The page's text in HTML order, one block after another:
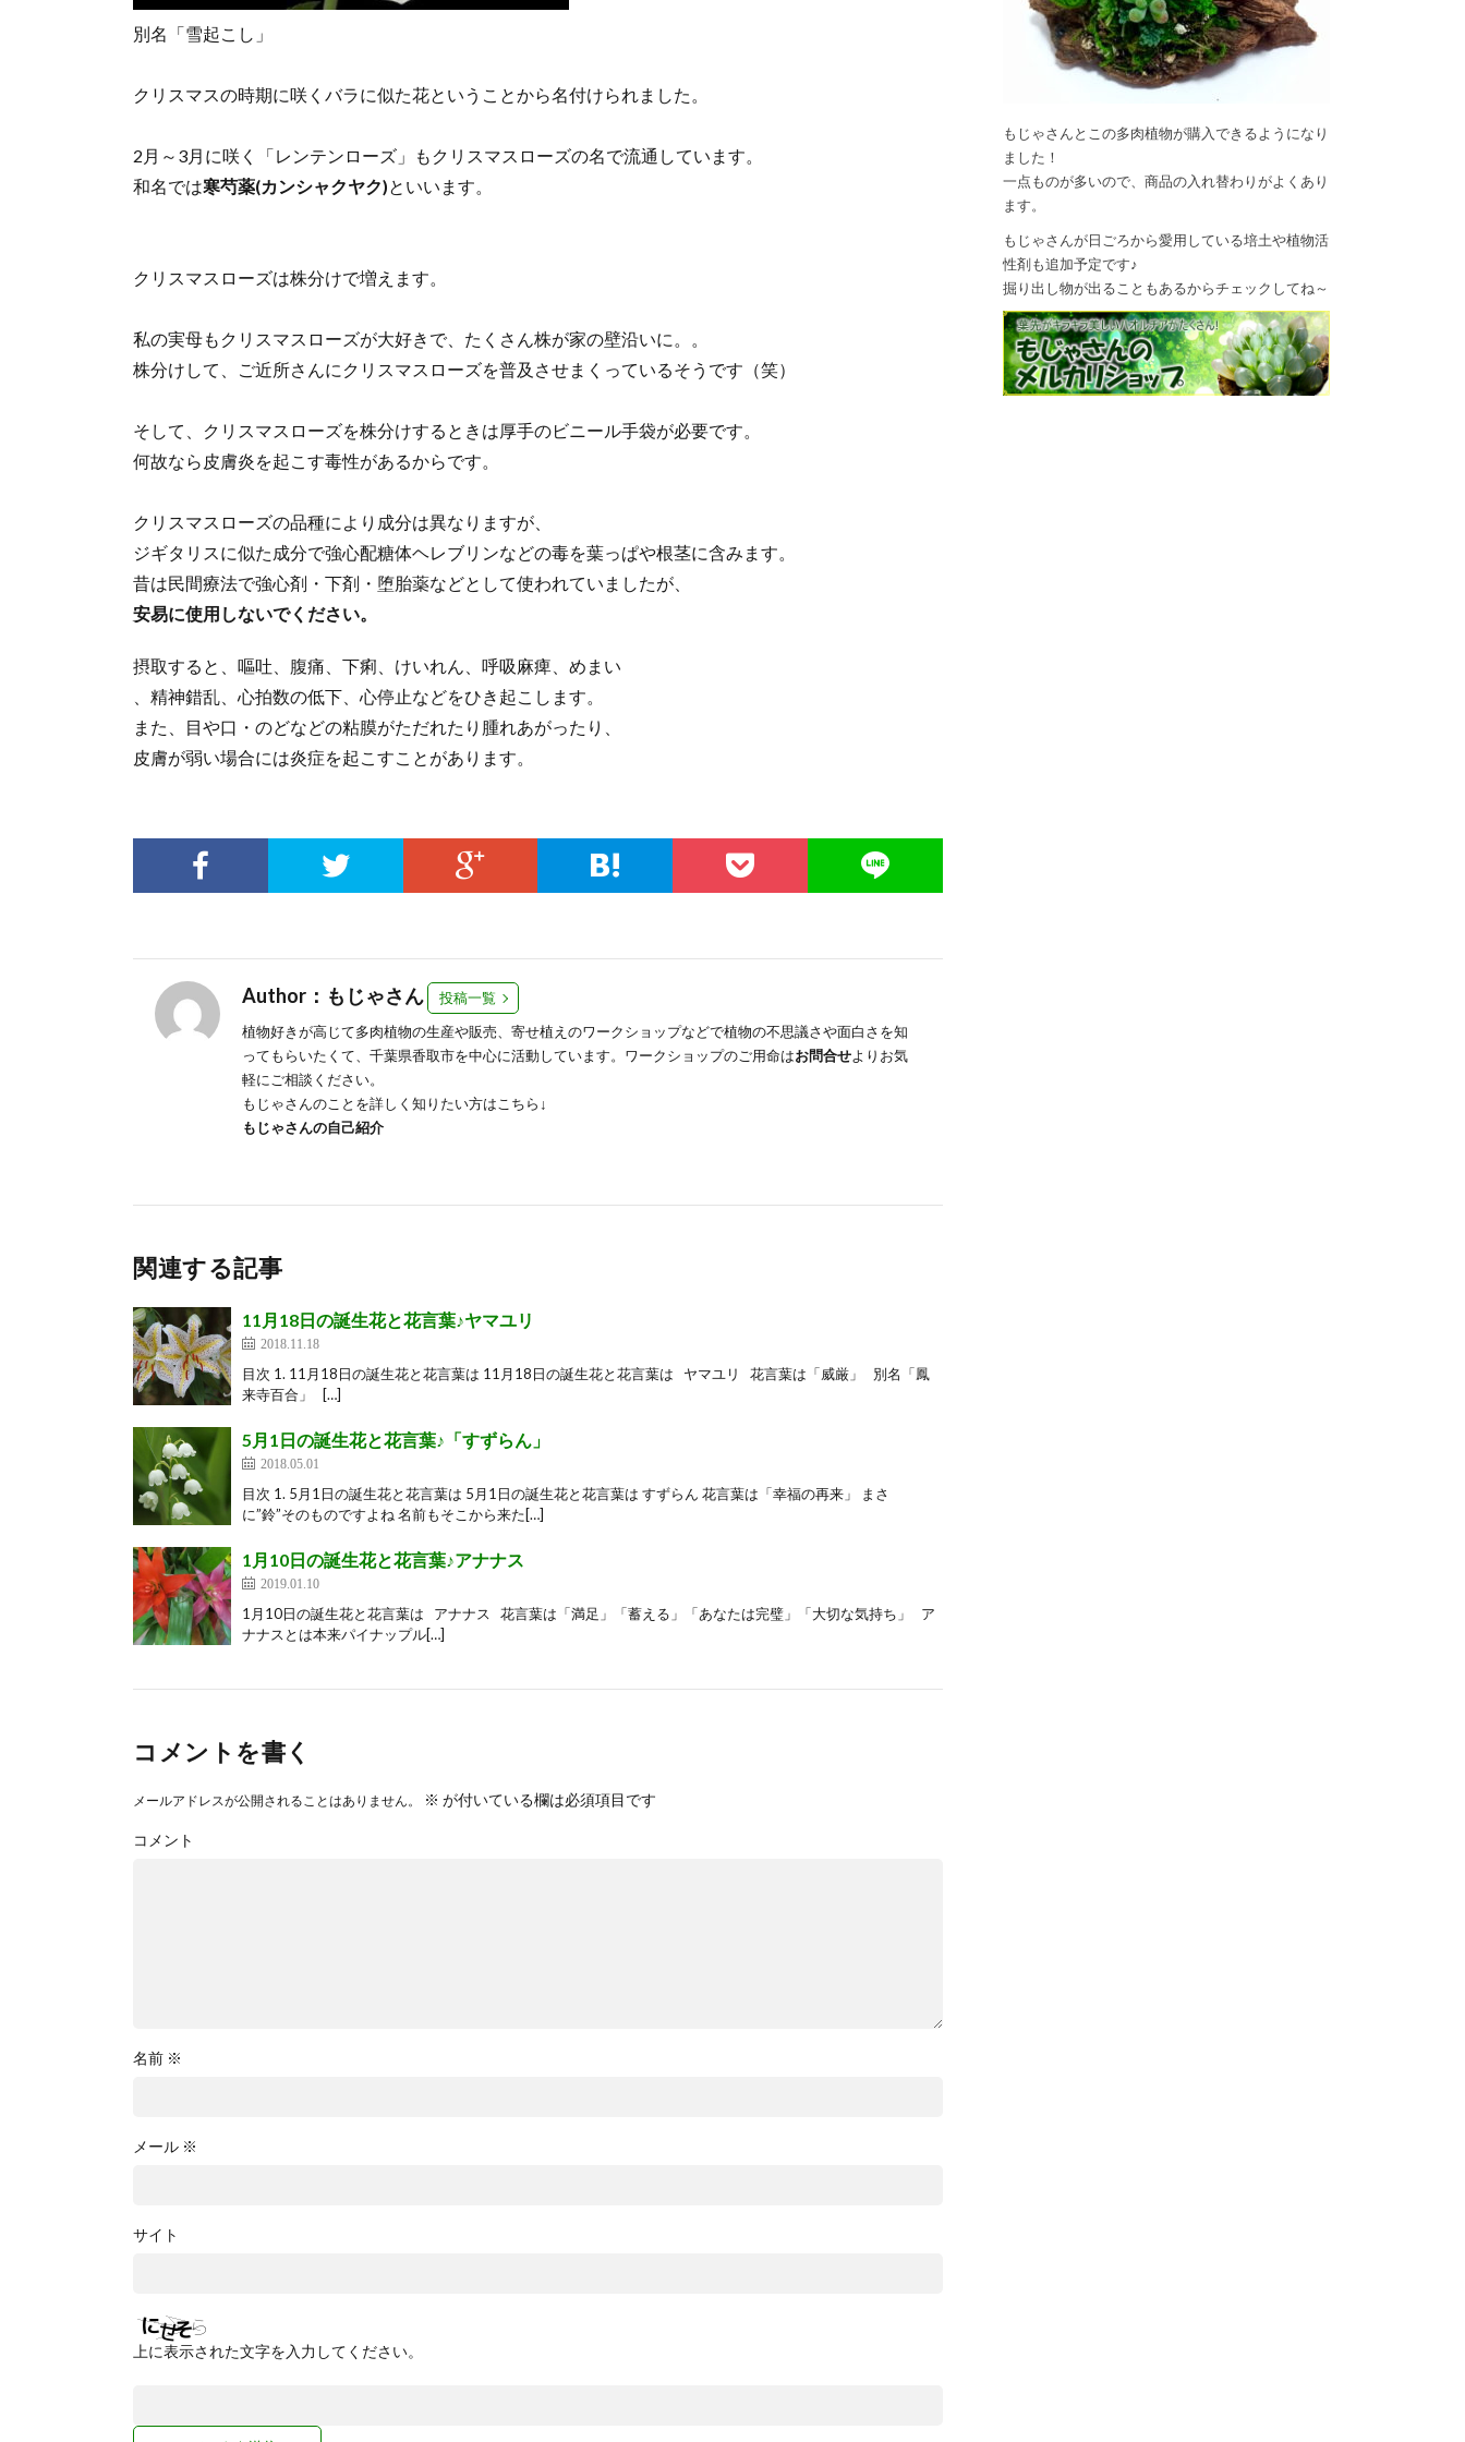
別名「雪起こし」
クリスマスの時期に咲くバラに似た花ということから名付けられました。
2月～3月に咲く「レンテンローズ」もクリスマスローズの名で流通しています。
和名では寒芍薬(カンシャクヤク)といいます。
クリスマスローズは株分けで増えます。
私の実母もクリスマスローズが大好きで、たくさん株が家の壁沿いに。。
株分けして、ご近所さんにクリスマスローズを普及させまくっているそうです（笑）
そして、クリスマスローズを株分けするときは厚手のビニール手袋が必要です。
何故なら皮膚炎を起こす毒性があるからです。
クリスマスローズの品種により成分は異なりますが、
ジギタリスに似た成分で強心配糖体ヘレブリンなどの毒を葉っぱや根茎に含みます。
昔は民間療法で強心剤・下剤・堕胎薬などとして使われていましたが、
安易に使用しないでください。
摂取すると、嘔吐、腹痛、下痢、けいれん、呼吸麻痺、めまい
、精神錯乱、心拍数の低下、心停止などをひき起こします。
また、目や口・のどなどの粘膜がただれたり腫れあがったり、
皮膚が弱い場合には炎症を起こすことがあります。
Author：もじゃさん
投稿一覧
植物好きが高じて多肉植物の生産や販売、寄せ植えのワークショップなどで植物の不思議さや面白さを知
ってもらいたくて、千葉県香取市を中心に活動しています。ワークショップのご用命はお問合せよりお気
軽にご相談ください。
もじゃさんのことを詳しく知りたい方はこちら↓
もじゃさんの自己紹介
関連する記事
11月18日の誕生花と花言葉♪ヤマユリ
2018.11.18
目次 1. 11月18日の誕生花と花言葉は 11月18日の誕生花と花言葉は ヤマユリ 花言葉は「威厳」 別名「鳳
来寺百合」 […]
5月1日の誕生花と花言葉♪「すずらん」
2018.05.01
目次 1. 5月1日の誕生花と花言葉は 5月1日の誕生花と花言葉は すずらん 花言葉は「幸福の再来」 まさ
に”鈴”そのものですよね 名前もそこから来た[…]
1月10日の誕生花と花言葉♪アナナス
2019.01.10
1月10日の誕生花と花言葉は アナナス 花言葉は「満足」「蓄える」「あなたは完璧」「大切な気持ち」 ア
ナナスとは本来パイナップル[…]
コメントを書く
メールアドレスが公開されることはありません。 ※ が付いている欄は必須項目です
コメント
名前 ※
メール ※
サイト
上に表示された文字を入力してください。
もじゃさんとこの多肉植物が購入できるようになり
ました！
一点ものが多いので、商品の入れ替わりがよくあり
ます。
もじゃさんが日ごろから愛用している培土や植物活
性剤も追加予定です♪
掘り出し物が出ることもあるからチェックしてね～